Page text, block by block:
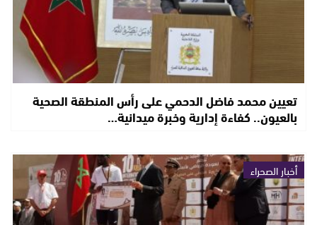
تعيين محمد فاضل الدحمي على رأس المنطقة الصحية
بالعيون.. كفاءة إدارية وخبرة ميدانية…
أخبار الصحراء